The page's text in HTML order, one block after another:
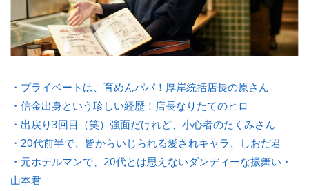
・プライベートは、育めんパパ！厚岸統括店長の原さん
・信金出身という珍しい経歴！店長なりたてのヒロ
・出戻り3回目（笑）強面だけれど、小心者のたくみさん
・20代前半で、皆からいじられる愛されキャラ、しおだ君
・元ホテルマンで、20代とは思えないダンディーな振舞い・
山本君